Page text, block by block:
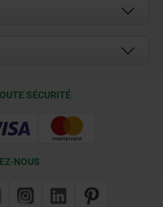
SÉCURITÉ
NOUS